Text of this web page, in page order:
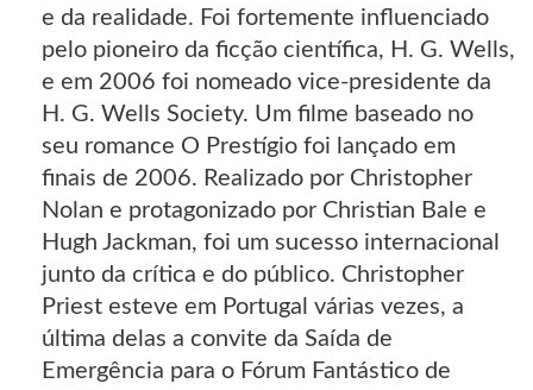
e da realidade. Foi fortemente influenciado
pelo pioneiro da ficção científica, H. G. Wells,
e em 2006 foi nomeado vice-presidente da
H. G. Wells Society. Um filme baseado no
seu romance O Prestígio foi lançado em
finais de 2006. Realizado por Christopher
Nolan e protagonizado por Christian Bale e
Hugh Jackman, foi um sucesso internacional
junto da crítica e do público. Christopher
Priest esteve em Portugal várias vezes, a
última delas a convite da Saída de
Emergência para o Fórum Fantástico de